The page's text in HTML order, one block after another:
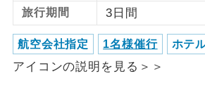
旅行期間 3日間
航空会社指定 1名様催行 ホテ
アイコンの説明を見る＞＞
年齢制限あり
ご参加にあたり年
航空会社指定
利用航空会社が指
画にとても便利です